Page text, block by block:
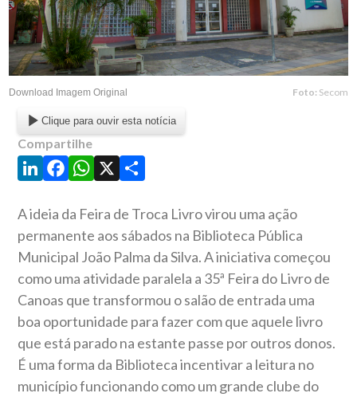
Download Imagem Original Foto: Secom
Clique para ouvir esta notícia
Compartilhe
LinkedIn
Facebook
WhatsApp
X Share
A ideia da Feira de Troca Livro virou uma ação
permanente aos sábados na Biblioteca Pública
Municipal João Palma da Silva. A iniciativa começou
como uma atividade paralela a 35ª Feira do Livro de
Canoas que transformou o salão de entrada uma
boa oportunidade para fazer com que aquele livro
que está parado na estante passe por outros donos.
É uma forma da Biblioteca incentivar a leitura no
município funcionando como um grande clube do